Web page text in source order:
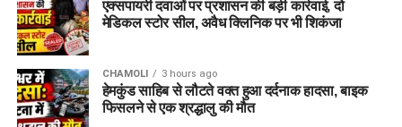
एक्सपायरी दवाओं पर प्रशासन की बड़ी कार्रवाई, दो
मेडिकल स्टोर सील, अवैध क्लिनिक पर भी शिकंजा
CHAMOLI 3 hours ago
हेमकुंड साहिब से लौटते वक्त हुआ दर्दनाक हादसा, बाइक
फिसलने से एक श्रद्धालु की मौत